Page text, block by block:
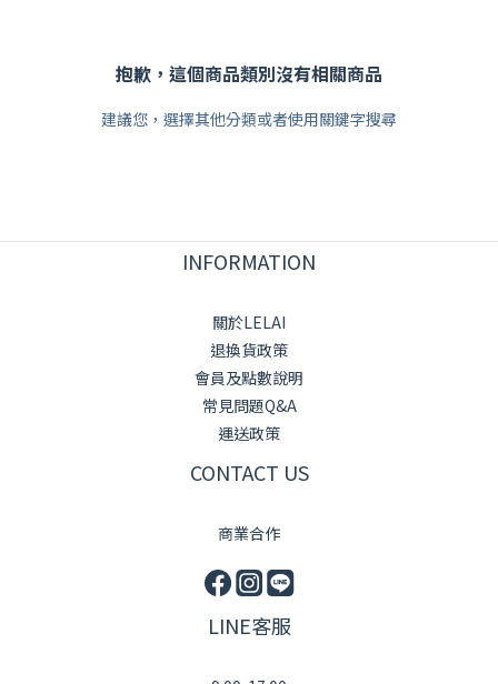
抱歉，這個商品類別沒有相關商品
建議您，選擇其他分類或者使用關鍵字搜尋
INFORMATION
關於LELAI
退換貨政策
會員及點數說明
常見問題Q&A
運送政策
CONTACT US
商業合作
LINE客服